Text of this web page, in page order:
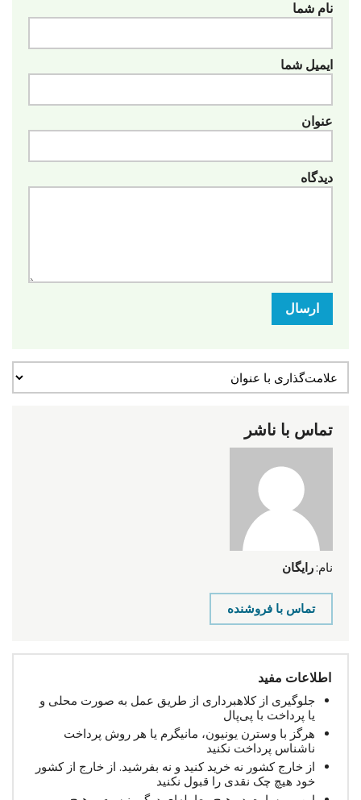
نام شما
ایمیل شما
عنوان
دیدگاه
ارسال
تماس با ناشر
نام: رایگان
تماس با فروشنده
اطلاعات مفید
جلوگیری از کلاهبرداری از طریق عمل به صورت محلی و
یا پرداخت با پی‌پال
هرگز با وسترن یونیون، مانیگرم یا هر روش پرداخت
ناشناس پرداخت نکنید
از خارج کشور نه خرید کنید و نه بفرشید. از خارج از کشور
خود هیچ چک نقدی را قبول نکنید